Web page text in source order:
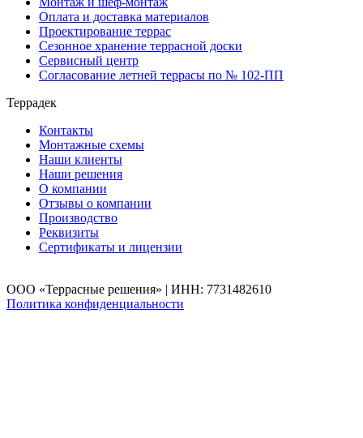
Оплата и доставка материалов
Проектирование террас
Сезонное хранение террасной доски
Сервисный центр
Согласование летней террасы по № 102-ПП
Террадек
Контакты
Монтажные схемы
Наши клиенты
Наши решения
О компании
Отзывы о компании
Производство
Реквизиты
Сертификаты и лицензии
ООО «Террасные решения» | ИНН: 7731482610
Политика конфиденциальности